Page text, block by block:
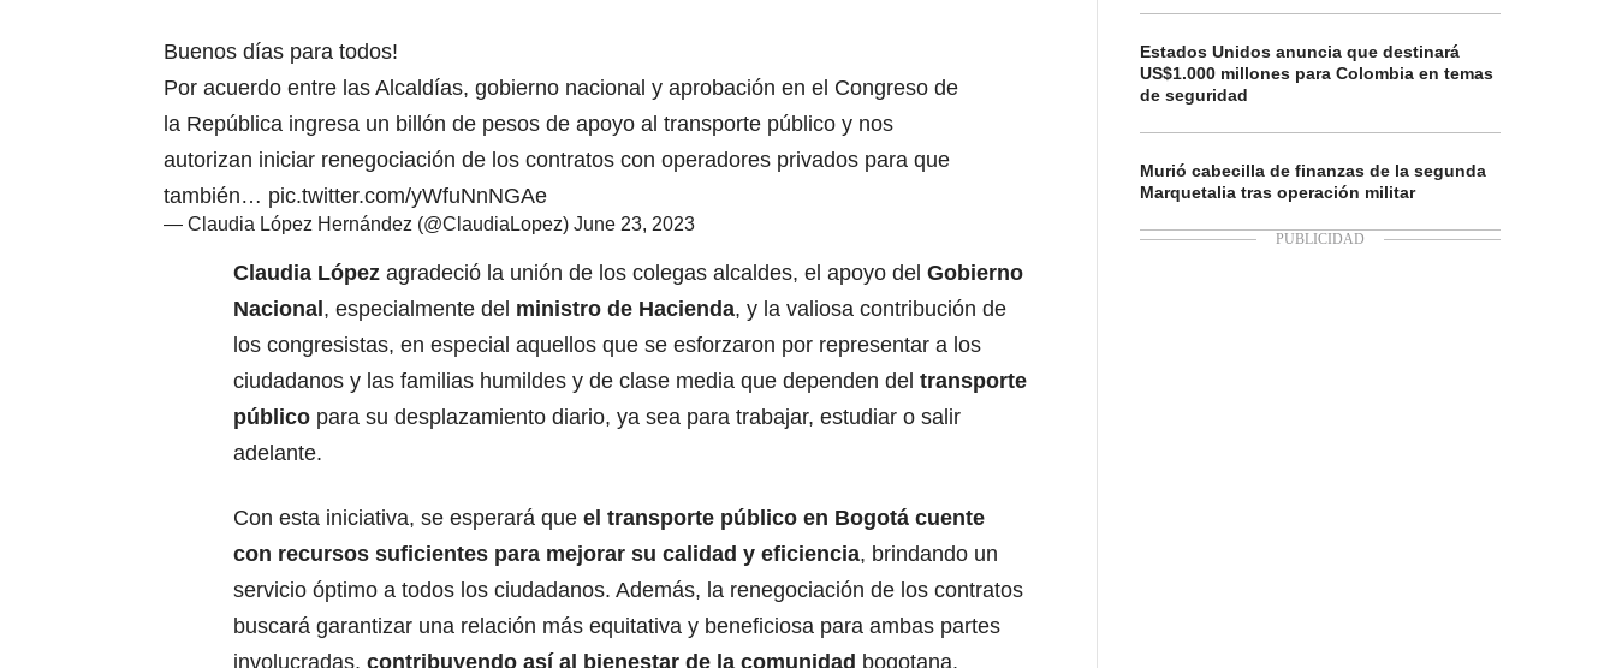
Buenos días para todos!
Por acuerdo entre las Alcaldías, gobierno nacional y aprobación en el Congreso de
la República ingresa un billón de pesos de apoyo al transporte público y nos
autorizan iniciar renegociación de los contratos con operadores privados para que
también… pic.twitter.com/yWfuNnNGAe
— Claudia López Hernández (@ClaudiaLopez) June 23, 2023
Claudia López agradeció la unión de los colegas alcaldes, el apoyo del Gobierno
Nacional , especialmente del ministro de Hacienda, y la valiosa contribución de
los congresistas, en especial aquellos que se esforzaron por representar a los
ciudadanos y las familias humildes y de clase media que dependen del transporte
público para su desplazamiento diario, ya sea para trabajar, estudiar o salir
adelante.
Con esta iniciativa, se esperará que el transporte público en Bogotá cuente
con recursos suficientes para mejorar su calidad y eficiencia, brindando un
servicio óptimo a todos los ciudadanos. Además, la renegociación de los contratos
buscará garantizar una relación más equitativa y beneficiosa para ambas partes
involucradas, contribuyendo así al bienestar de la comunidad bogotana.
Estados Unidos anuncia que destinará
US$1.000 millones para Colombia en temas
de seguridad
Murió cabecilla de finanzas de la segunda
Marquetalia tras operación militar